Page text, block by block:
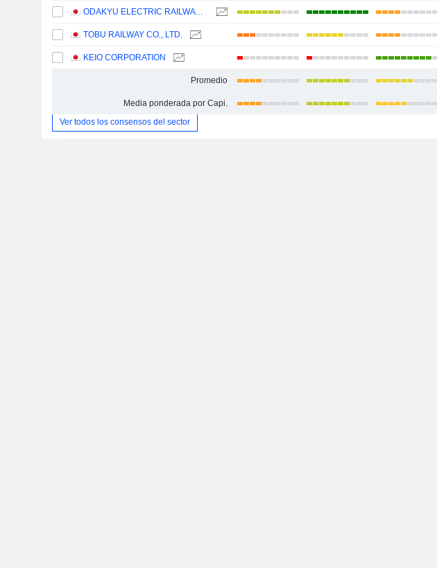
ODAKYU ELECTRIC RAILWAY CO., LTD.
TOBU RAILWAY CO., LTD.
KEIO CORPORATION
Promedio
Media ponderada por Capi.
Ver todos los consensos del sector